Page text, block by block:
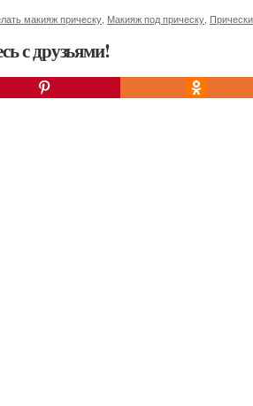
макияж прическу Макияж под прическу
с друзьями!